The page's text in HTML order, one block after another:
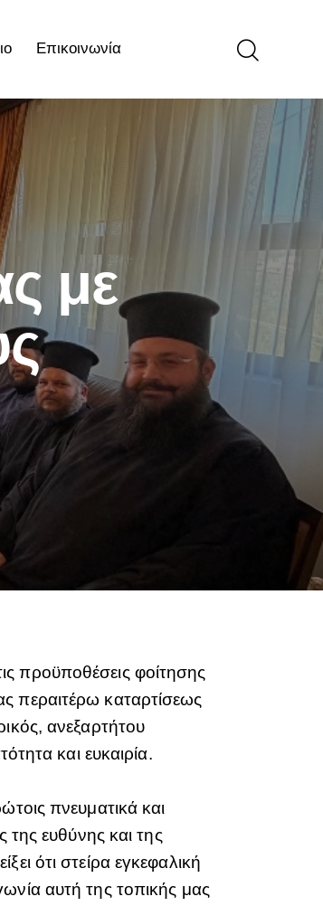
Επικοινωνία
με
προϋποθέσεις φοίτησης
περαιτέρω καταρτίσεως
ανεξαρτήτου
και ευκαιρία.
πνευματικά και
της ευθύνης και της
ότι στείρα εγκεφαλική
αυτή της τοπικής μας